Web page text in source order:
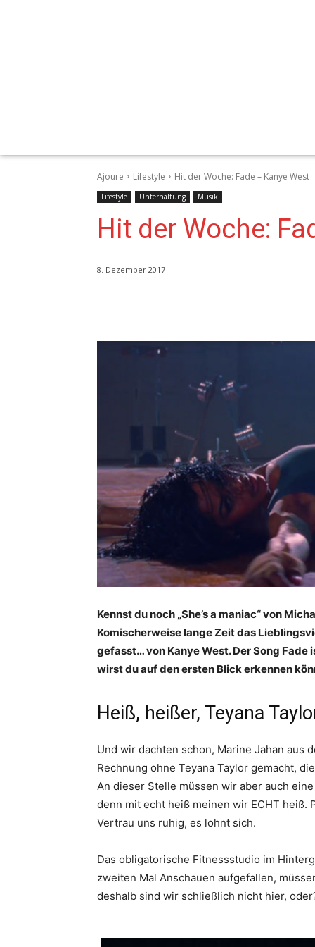
Ajoure Lifestyle Hit der Woche: Fade – Kanye West
Lifestyle Unterhaltung Musik
Hit der Woche:
8. Dezember 2017
Kennst du noch „She’s a maniac“ von
Komischerweise lange Zeit das
gefasst… von Kanye West. Der Song
wirst du auf den ersten Blick erkennen
Heiß, heißer, Teyana
Und wir dachten schon, Marine Jahan aus
Rechnung ohne Teyana Taylor gemacht,
An dieser Stelle müssen wir aber auch
denn mit echt heiß meinen wir ECHT heiß.
Vertrau uns ruhig, es lohnt sich.
Das obligatorische Fitnessstudio im
zweiten Mal Anschauen aufgefallen,
deshalb sind wir schließlich nicht hier,